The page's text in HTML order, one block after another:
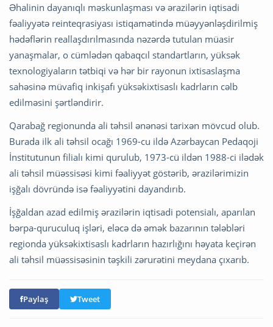
Əhalinin dayanıqlı məskunlaşması və ərazilərin iqtisadi
fəaliyyətə reinteqrasiyası istiqamətində müəyyənləşdirilmiş
hədəflərin reallaşdırılmasında nəzərdə tutulan müasir
yanaşmalar, o cümlədən qabaqcıl standartların, yüksək
texnologiyaların tətbiqi və hər bir rayonun ixtisaslaşma
sahəsinə müvafiq inkişafı yüksəkixtisaslı kadrların cəlb
edilməsini şərtləndirir.
Qarabağ regionunda ali təhsil ənənəsi tarixən mövcud olub.
Burada ilk ali təhsil ocağı 1969-cu ildə Azərbaycan Pedaqoji
İnstitutunun filialı kimi qurulub, 1973-cü ildən 1988-ci ilədək
ali təhsil müəssisəsi kimi fəaliyyət göstərib, ərazilərimizin
işğalı dövründə isə fəaliyyətini dayandırıb.
İşğaldan azad edilmiş ərazilərin iqtisadi potensialı, aparılan
bərpa-quruculuq işləri, eləcə də əmək bazarının tələbləri
regionda yüksəkixtisaslı kadrların hazırlığını həyata keçirən
ali təhsil müəssisəsinin təşkili zərurətini meydana çıxarıb.
Paylaş Tweet